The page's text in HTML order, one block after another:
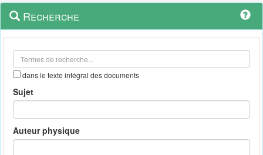
Navigation
outils
Menu
contextuel
Recherche
dans le texte intégral des documents
Sujet
Auteur physique